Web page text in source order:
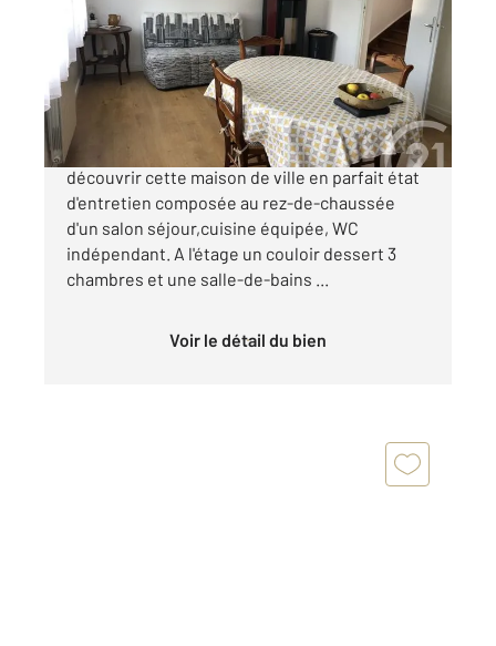
Ref : 5605
Maison à vendre
202 300 €
Saintes Rive Droite Quartier de la Gare. Venez
découvrir cette maison de ville en parfait état
d'entretien composée au rez-de-chaussée
d'un salon séjour,cuisine équipée, WC
indépendant. A l'étage un couloir dessert 3
chambres et une salle-de-bains ...
Voir le détail du bien